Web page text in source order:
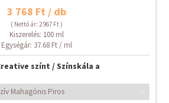
3 768 Ft / db
( Nettó ár: 2 967 Ft )
Kiszerelés: 100 ml
Egységár: 37.68 Ft / ml
színt / Színskála a